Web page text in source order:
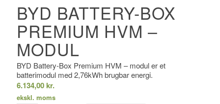
BYD BATTERY-BOX
PREMIUM HVM –
MODUL
BYD Battery-Box Premium HVM – modul er et
batterimodul med 2,76kWh brugbar energi.
6.134,00 kr.
ekskl. moms